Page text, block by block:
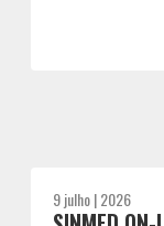
9 julho | 2026